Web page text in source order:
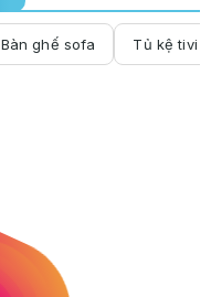
Bàn ghế sofa Tủ kệ tivi